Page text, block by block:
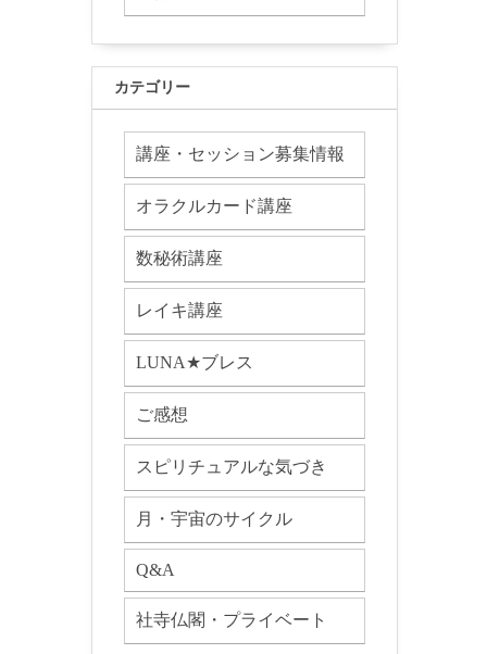
カテゴリー
講座・セッション募集情報
オラクルカード講座
数秘術講座
レイキ講座
LUNA★ブレス
ご感想
スピリチュアルな気づき
月・宇宙のサイクル
Q&A
社寺仏閣・プライベート